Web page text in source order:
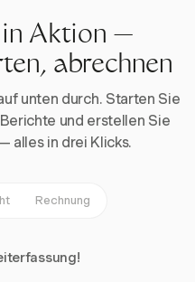
in Aktion —
abrechnen
unten durch. Starten Sie
und erstellen Sie
alles in drei Klicks.
Rechnung